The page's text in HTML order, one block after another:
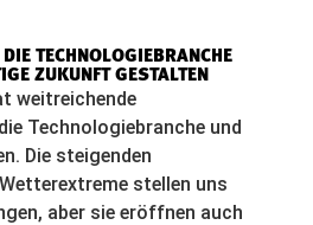
TECHNOLOGIEBRANCHE
ZUKUNFT GESTALTEN
weitreichende
Technologiebranche und
Die steigenden
stellen uns
aber sie eröffnen auch